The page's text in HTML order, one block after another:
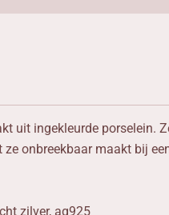
uit ingekleurde porselein.
ze onbreekbaar maakt bij
zilver, ag925